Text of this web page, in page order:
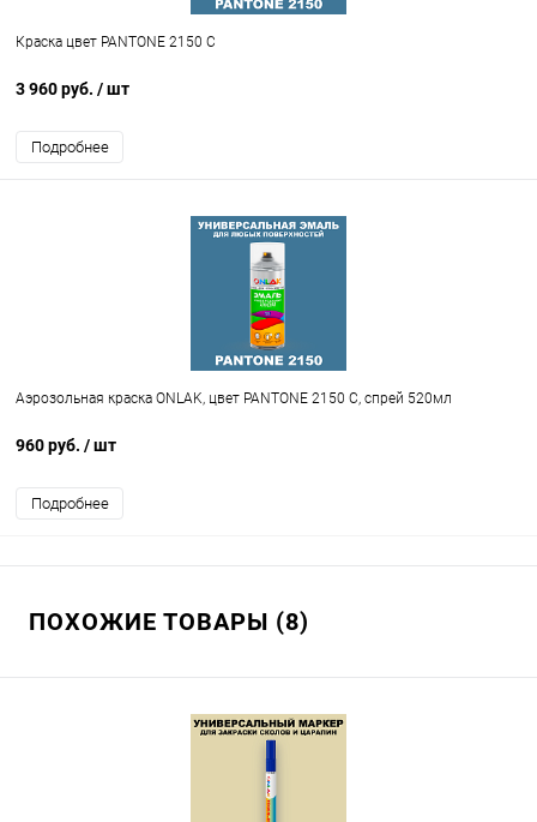
Краска цвет PANTONE 2150 C
3 960 руб. / шт
Подробнее
Аэрозольная краска ONLAK, цвет PANTONE 2150 C, спрей 520мл
960 руб. / шт
Подробнее
ПОХОЖИЕ ТОВАРЫ (8)